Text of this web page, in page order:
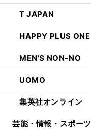
T JAPAN
HAPPY PLUS ONE
MEN'S NON-NO
UOMO
集英社オンライン
芸能・情報・スポーツ